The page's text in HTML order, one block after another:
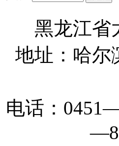
黑龙江
地址：哈尔
电话：